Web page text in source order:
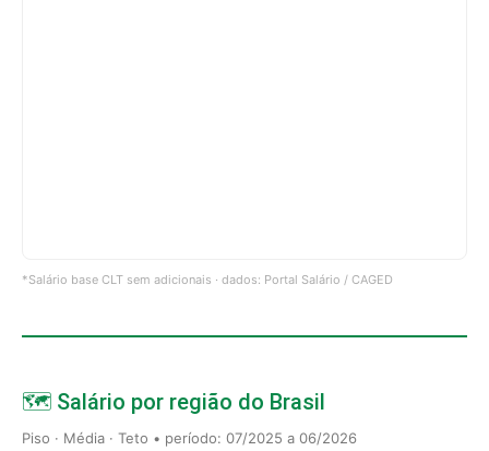
*Salário base CLT sem adicionais · dados: Portal Salário / CAGED
🗺️ Salário por região do Brasil
Piso · Média · Teto • período: 07/2025 a 06/2026